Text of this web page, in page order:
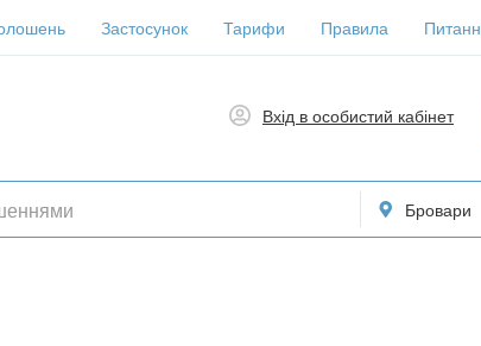
Застосунок Тарифи Правила
Вхід в особистий кабінет
Бровари